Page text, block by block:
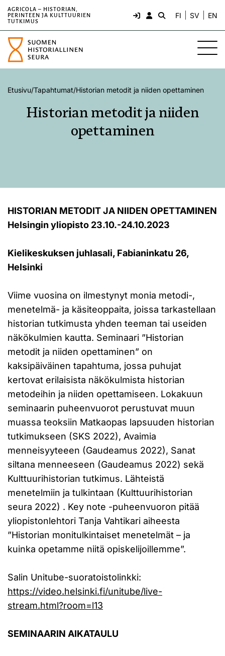
AGRICOLA – HISTORIAN,
PERINTEEN JA KULTTUURIEN
TUTKIMUS
FI SV EN
Etusivu/Tapahtumat/Historian metodit ja niiden opettaminen
Historian metodit ja niiden
opettaminen
HISTORIAN METODIT JA NIIDEN OPETTAMINEN
Helsingin yliopisto 23.10.-24.10.2023
Kielikeskuksen juhlasali, Fabianinkatu 26,
Helsinki
Viime vuosina on ilmestynyt monia metodi-,
menetelmä- ja käsiteoppaita, joissa tarkastellaan
historian tutkimusta yhden teeman tai useiden
näkökulmien kautta. Seminaari ”Historian
metodit ja niiden opettaminen” on
kaksipäiväinen tapahtuma, jossa puhujat
kertovat erilaisista näkökulmista historian
metodeihin ja niiden opettamiseen. Lokakuun
seminaarin puheenvuorot perustuvat muun
muassa teoksiin Matkaopas lapsuuden historian
tutkimukseen (SKS 2022), Avaimia
menneisyyteeen (Gaudeamus 2022), Sanat
siltana menneeseen (Gaudeamus 2022) sekä
Kulttuurihistorian tutkimus. Lähteistä
menetelmiin ja tulkintaan (Kulttuurihistorian
seura 2022) . Key note -puheenvuoron pitää
yliopistonlehtori Tanja Vahtikari aiheesta
”Historian monitulkintaiset menetelmät – ja
kuinka opetamme niitä opiskelijoillemme”.
Salin Unitube-suoratoistolinkki:
https://video.helsinki.fi/unitube/live-
stream.html?room=l13
SEMINAARIN AIKATAULU